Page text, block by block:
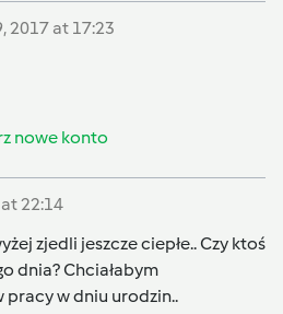
2017 at 17:23
nowe konto
22:14
zjedli jeszcze ciepłe.. Czy ktoś
dnia? Chciałabym
w dniu urodzin..